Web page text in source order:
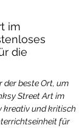
im
die
der beste Ort, um
Street Art im
kreativ und kritisch
für